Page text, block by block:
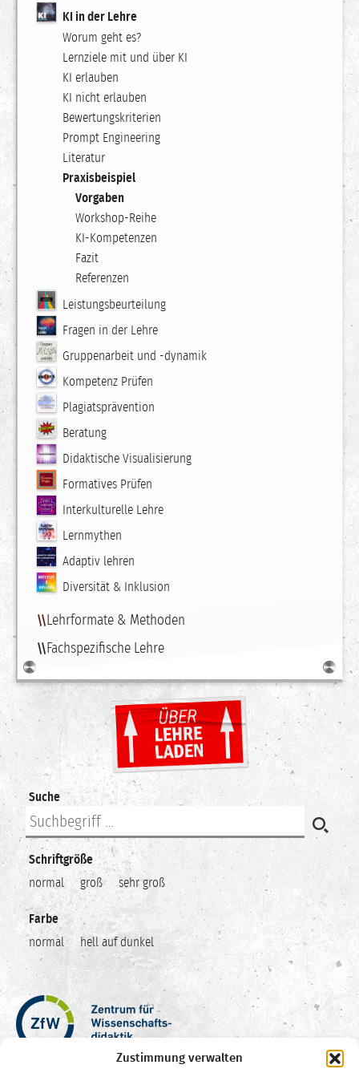
Zustimmung verwalten
KI in der Lehre
Worum geht es?
Lernziele mit und über KI
KI erlauben
KI nicht erlauben
Bewertungskriterien
Prompt Engineering
Literatur
Praxisbeispiel
Vorgaben
Workshop-Reihe
KI-Kompetenzen
Fazit
Referenzen
Leistungsbeurteilung
Fragen in der Lehre
Gruppenarbeit und -dynamik
Kompetenz Prüfen
Plagiatsprävention
Beratung
Didaktische Visualisierung
Formatives Prüfen
Interkulturelle Lehre
Lernmythen
Adaptiv lehren
Diversität & Inklusion
Lehrformate & Methoden
Fachspezifische Lehre
Suche
Schriftgröße
normal
groß sehr groß
Farbe
normal
hell auf dunkel
Zentrum
für
Wissenschaftsdidaktik